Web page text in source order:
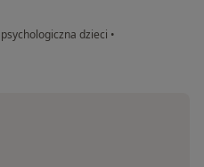
dzieci •